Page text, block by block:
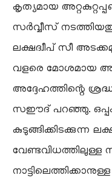
കൃത്യമായ
സർവ്വീസ്
ലക്ഷദ്വീപ് സീ
വളരെ മോശമായ
അദ്ദേഹത്തിന്റെ
സഈദ് പറഞ്ഞു.
കുടുങ്ങിക്കിടക്കുന്ന
വേണ്ടവിധത്തിലുള്ള